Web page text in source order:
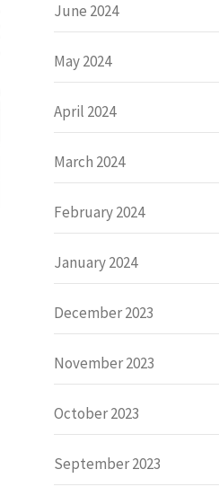
June 2024
May 2024
April 2024
March 2024
February 2024
January 2024
December 2023
November 2023
October 2023
September 2023